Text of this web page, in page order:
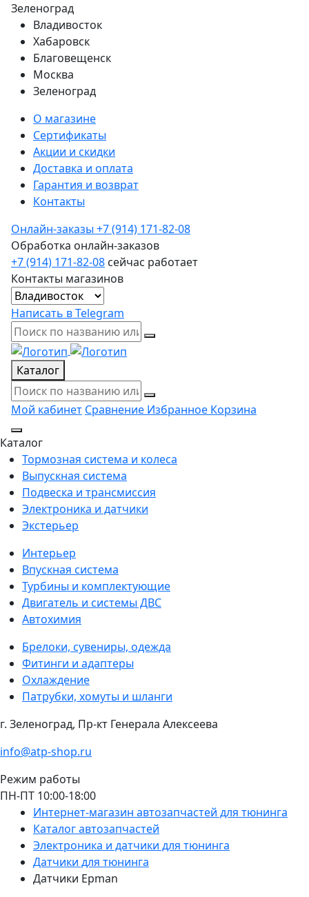
Зеленоград
Владивосток
Хабаровск
Благовещенск
Москва
Зеленоград
О магазине
Сертификаты
Акции и скидки
Доставка и оплата
Гарантия и возврат
Контакты
Онлайн-заказы +7 (914) 171-82-08
Обработка онлайн-заказов
+7 (914) 171-82-08 сейчас работает
Контакты магазинов
Написать в Telegram
Каталог
Мой кабинет Сравнение Избранное Корзина
Каталог
Тормозная система и колеса
Выпускная система
Подвеска и трансмиссия
Электроника и датчики
Экстерьер
Интерьер
Впускная система
Турбины и комплектующие
Двигатель и системы ДВС
Автохимия
Брелоки, сувениры, одежда
Фитинги и адаптеры
Охлаждение
Патрубки, хомуты и шланги
г. Зеленоград, Пр-кт Генерала Алексеева
info@atp-shop.ru
Режим работы
ПН-ПТ 10:00-18:00
Интернет-магазин автозапчастей для тюнинга
Каталог автозапчастей
Электроника и датчики для тюнинга
Датчики для тюнинга
Датчики Epman